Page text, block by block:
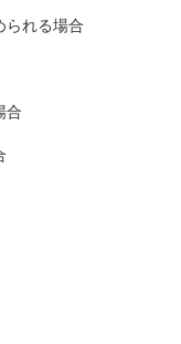
られる場合
合